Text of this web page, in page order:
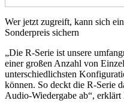
Wer jetzt zugreift, kann sich
Sonderpreis sichern
„Die R-Serie ist unsere
einer großen Anzahl von
unterschiedlichsten
können. So deckt die R-Serie
Audio-Wiedergabe ab“,